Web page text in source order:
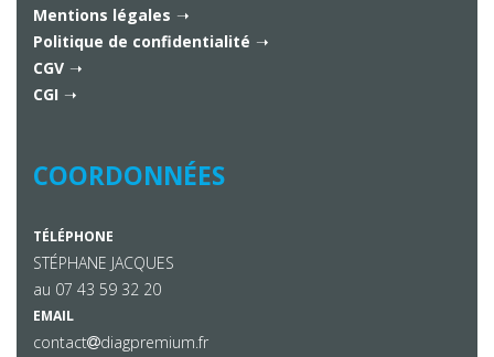
Mentions légales
Politique de confidentialité
CGV
CGI
COORDONNÉES
TÉLÉPHONE
STÉPHANE JACQUES
au 07 43 59 32 20
EMAIL
contact diagpremium.fr